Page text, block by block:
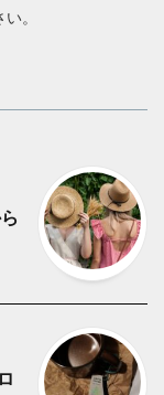
。